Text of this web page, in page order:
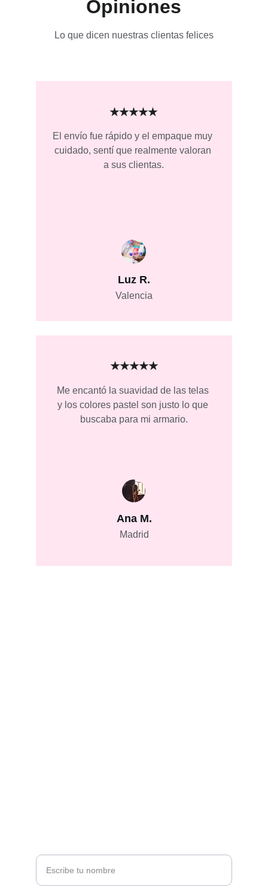
Opiniones
Lo que dicen nuestras clientas felices
Me encantó la suavidad de las telas
y los colores pastel son justo lo que
buscaba para mi armario.
Ana M.
Madrid
El envío fue rápido y el empaque muy
cuidado, sentí que realmente valoran
a sus clientas.
Luz R.
Valencia
★★★★★
★★★★★